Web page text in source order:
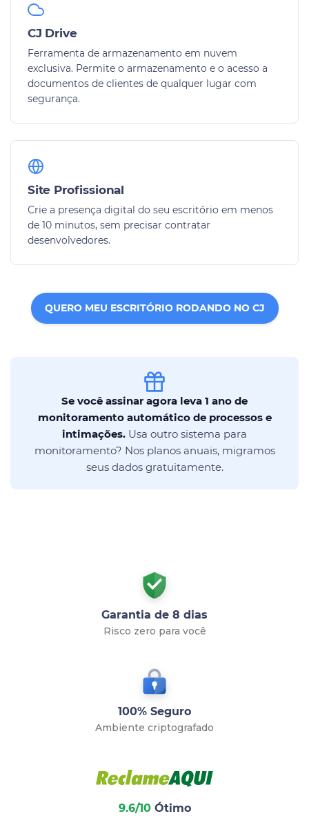
CJ Drive
Ferramenta de armazenamento em nuvem
exclusiva. Permite o armazenamento e o acesso a
documentos de clientes de qualquer lugar com
segurança.
Site Profissional
Crie a presença digital do seu escritório em menos
de 10 minutos, sem precisar contratar
desenvolvedores.
QUERO MEU ESCRITÓRIO RODANDO NO CJ
Se você assinar agora leva 1 ano de
monitoramento automático de processos e
intimações. Usa outro sistema para
monitoramento? Nos planos anuais, migramos
seus dados gratuitamente.
Garantia de 8 dias
Risco zero para você
100% Seguro
Ambiente criptografado
9.6/10Ótimo